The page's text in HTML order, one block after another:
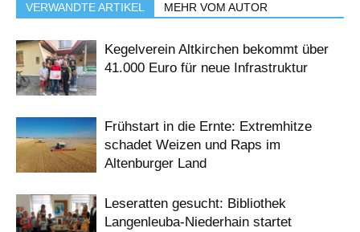
VERWANDTE ARTIKEL MEHR VOM AUTOR
Kegelverein Altkirchen bekommt über
41.000 Euro für neue Infrastruktur
Frühstart in die Ernte: Extremhitze
schadet Weizen und Raps im
Altenburger Land
Leseratten gesucht: Bibliothek
Langenleuba-Niederhain startet